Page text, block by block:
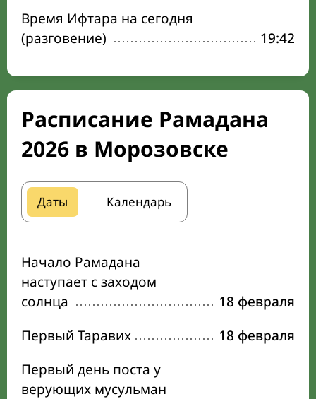
Время Ифтара на сегодня
(разговение)
19:42
Расписание Рамадана
2026 в Морозовске
Даты Календарь
Начало Рамадана
наступает с заходом
солнца
18 февраля
Первый Таравих
18 февраля
Первый день поста у
верующих мусульман